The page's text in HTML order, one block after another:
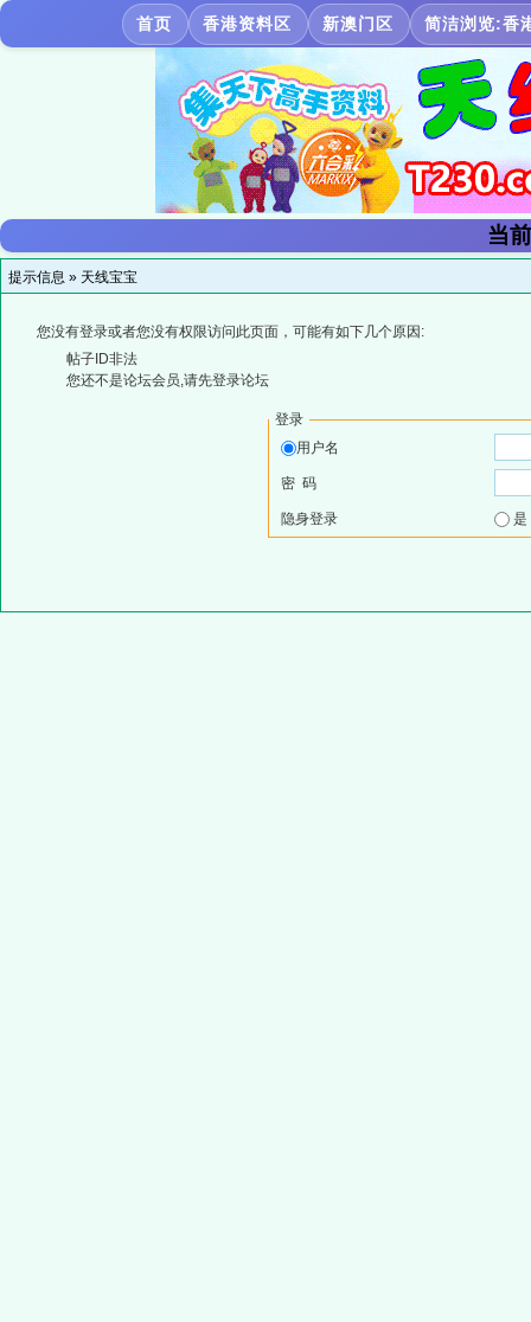
首页 香港资料区 新澳门区 简洁浏览:香
当
提示信息 » 天线宝宝
您没有登录或者您没有权限访问此页面，可能有如下几个原因:
帖子ID非法
您还不是论坛会员,请先登录论坛
登录
用户名
密 码
隐身登录